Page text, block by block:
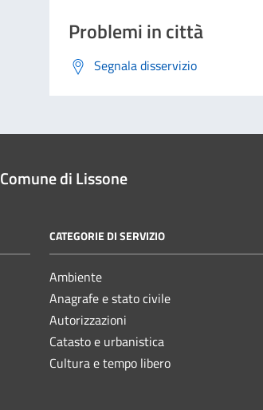
Problemi in città
Segnala disservizio
Comune di Lissone
CATEGORIE DI SERVIZIO
Ambiente
Anagrafe e stato civile
Autorizzazioni
Catasto e urbanistica
Cultura e tempo libero